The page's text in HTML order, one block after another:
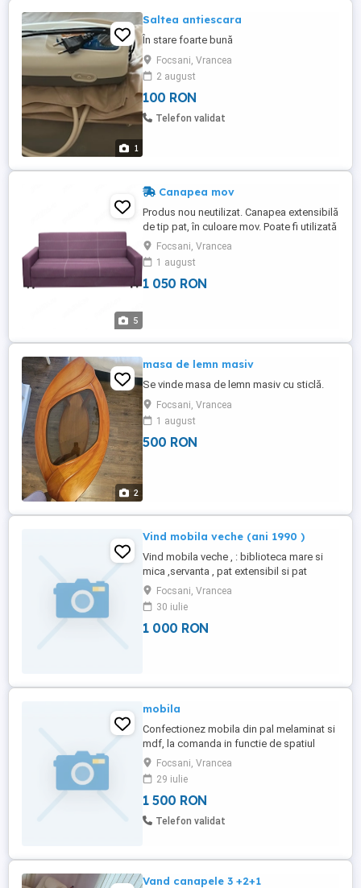
1
Saltea antiescara
În stare foarte bună
Focsani, Vrancea
2 august
100 RON
Telefon validat
5
Canapea mov
Produs nou neutilizat. Canapea extensibilă
de tip pat, în culoare mov. Poate fi utilizată
atât ca canapea, cât și ca pat, oferind un
spațiu de dormit confortabil. Dimensiuni
și design potrivite pentru un living sau
dormitor modern. Dimensiuni : Canapea
Focsani, Vrancea
1 august
1 050 RON
2
masa de lemn masiv
Se vinde masa de lemn masiv cu sticlă.
Focsani, Vrancea
1 august
500 RON
Vind mobila veche (ani 1990 )
Vind mobila veche , : biblioteca mare si
mica ,servanta , pat extensibil si pat
simplu , sifonier mare, din lemn si
inlocuitori, toate la nivelul anilor 1990....
Focsani, Vrancea
30 iulie
1 000 RON
mobila
Confectionez mobila din pal melaminat si
mdf, la comanda in functie de spatiul
disponibil. Montez usi de interior si
parchet laminat.
Focsani, Vrancea
29 iulie
1 500 RON
Telefon validat
Vand canapele 3 +2+1